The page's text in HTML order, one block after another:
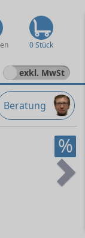
0 Stück
exkl. MwSt
Beratung
%